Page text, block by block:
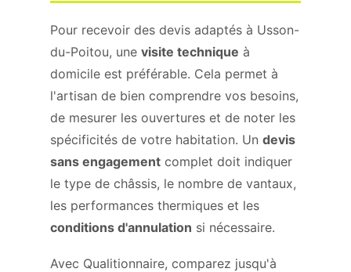
Pour recevoir des devis adaptés à Usson-
du-Poitou, une visite technique à
domicile est préférable. Cela permet à
l'artisan de bien comprendre vos besoins,
de mesurer les ouvertures et de noter les
spécificités de votre habitation. Un devis
sans engagement complet doit indiquer
le type de châssis, le nombre de vantaux,
les performances thermiques et les
conditions d'annulation si nécessaire.
Avec Qualitionnaire, comparez jusqu'à